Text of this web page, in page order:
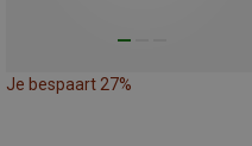
Je bespaart 27%